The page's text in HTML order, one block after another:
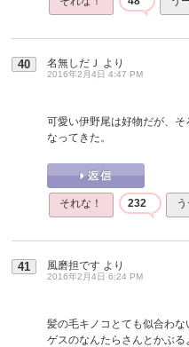
40 名無しだＪ より
2016年2月4日 4:47 PM
可愛い伊野尾は好物だが、そ
なってきた。
それな！ 232
41 風磨担です より
2016年2月4日 6:24 PM
髪の毛キノコとても似合わな
ゲスのなんたらさんとかぶる